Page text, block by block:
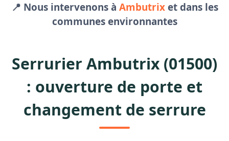
📍 Nous intervenons à Ambutrixet dans les
communes environnantes
Serrurier Ambutrix (01500)
: ouverture de porte et
changement de serrure